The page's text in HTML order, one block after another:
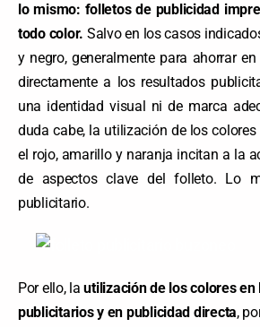
lo mismo: folletos de publicidad
todo color. Salvo en los casos
y negro, generalmente para ahorrar
directamente a los resultados
una identidad visual ni de marca
duda cabe, la utilización de los
el rojo, amarillo y naranja incitan a la
de aspectos clave del folleto. Lo
publicitario.
Por ello, la utilización de los colores
publicitarios y en publicidad directa,